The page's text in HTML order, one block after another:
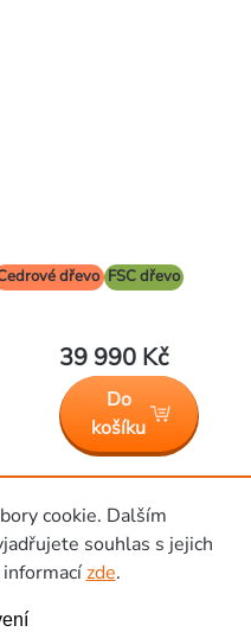
cookie. Dalším
souhlas s jejich
informacízde.
dřevo FSC dřevo
39 990 Kč
Do
košíku